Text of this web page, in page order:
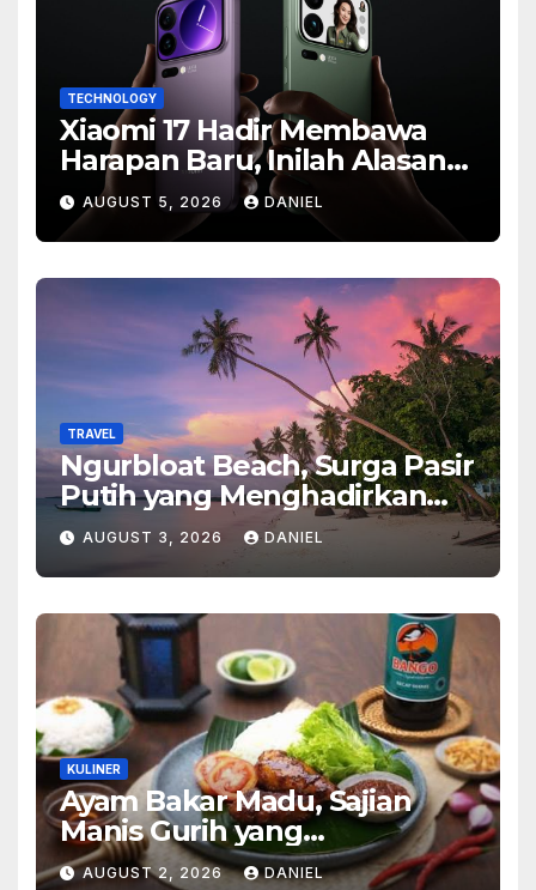
TECHNOLOGY
Xiaomi 17 Hadir Membawa
Harapan Baru, Inilah Alasan
Banyak Orang Menantikan
Ponsel Flagship Ini
AUGUST 5, 2026 DANIEL
TRAVEL
Ngurbloat Beach, Surga Pasir
Putih yang Menghadirkan
Ketenangan dan Pesona
Alam Tak Terlupakan
AUGUST 3, 2026 DANIEL
KULINER
Ayam Bakar Madu, Sajian
Manis Gurih yang
Menghangatkan Suasana
AUGUST 2, 2026 DANIEL